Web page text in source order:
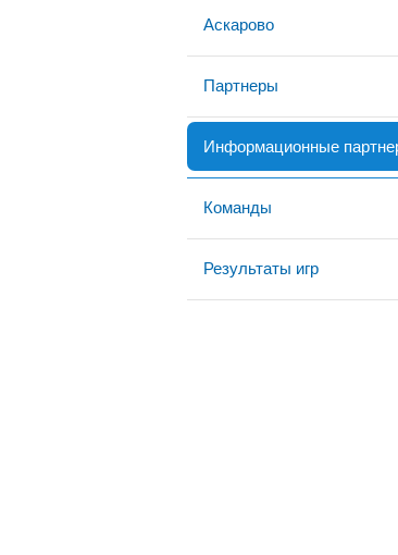
Аскарово
Партнеры
Информационные
Команды
Результаты игр